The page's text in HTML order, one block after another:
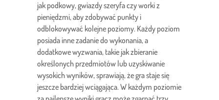
jak podkowy, gwiazdy szeryfa czy worki z
pieniędzmi, aby zdobywać punkty i
odblokowywać kolejne poziomy. Każdy poziom
posiada inne zadanie do wykonania, a
dodatkowe wyzwania, takie jak zbieranie
określonych przedmiotów lub uzyskiwanie
wysokich wyników, sprawiają, że gra staje się
jeszcze bardziej wciągająca. W każdym poziomie